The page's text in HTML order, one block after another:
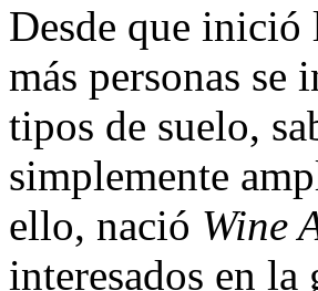
Desde que
más personas se
tipos de suelo,
simplemente
ello, nació Wine
interesados en